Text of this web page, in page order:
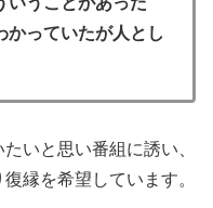
かっていたが人とし
いと思い番組に誘い、
縁を希望しています。